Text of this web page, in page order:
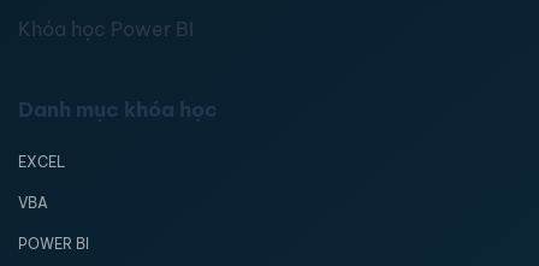
Khóa học Power BI
Danh mục khóa học
EXCEL
VBA
POWER BI